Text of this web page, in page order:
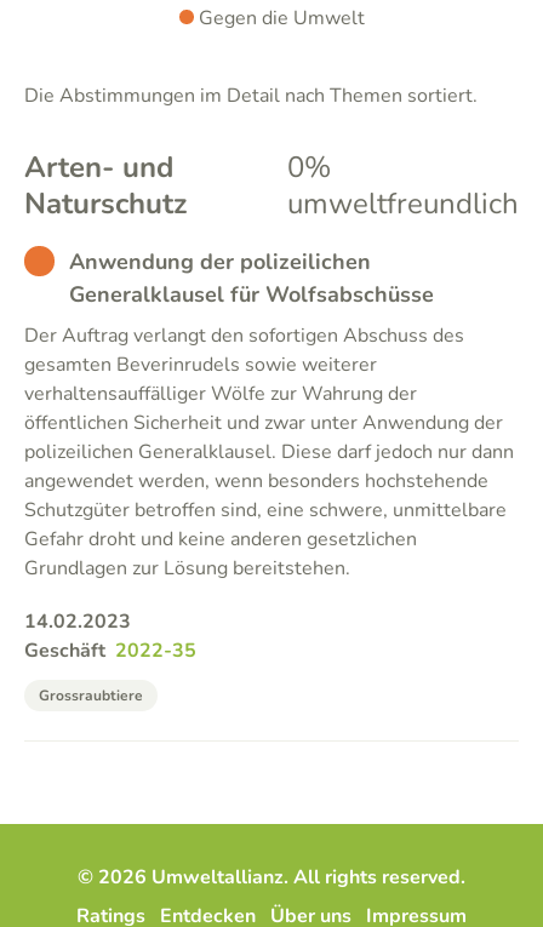
Gegen die Umwelt
Die Abstimmungen im Detail nach Themen sortiert.
Arten- und
Naturschutz
0%
umweltfreundlich
BADAnwendung der polizeilichen
Generalklausel für Wolfsabschüsse
Der Auftrag verlangt den sofortigen Abschuss des
gesamten Beverinrudels sowie weiterer
verhaltensauffälliger Wölfe zur Wahrung der
öffentlichen Sicherheit und zwar unter Anwendung der
polizeilichen Generalklausel. Diese darf jedoch nur dann
angewendet werden, wenn besonders hochstehende
Schutzgüter betroffen sind, eine schwere, unmittelbare
Gefahr droht und keine anderen gesetzlichen
Grundlagen zur Lösung bereitstehen.
14.02.2023
Geschäft 2022-35
Grossraubtiere
© 2026 Umweltallianz. All rights reserved.
Ratings Entdecken Über uns Impressum